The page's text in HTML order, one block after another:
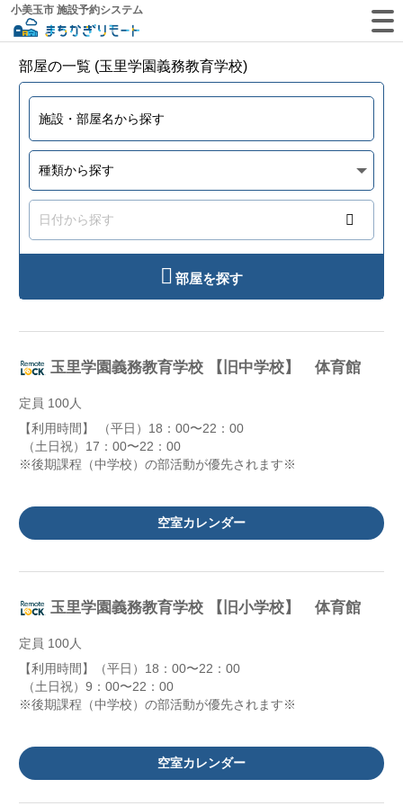
小美玉市 施設予約システム
部屋の一覧 (玉里学園義務教育学校)
部屋を探す
玉里学園義務教育学校 【旧中学校】 体育館
定員 100人
【利用時間】 （平日）18：00〜22：00
（土日祝）17：00〜22：00
※後期課程（中学校）の部活動が優先されます※
空室カレンダー
玉里学園義務教育学校 【旧小学校】 体育館
定員 100人
【利用時間】（平日）18：00〜22：00
（土日祝）9：00〜22：00
※後期課程（中学校）の部活動が優先されます※
空室カレンダー